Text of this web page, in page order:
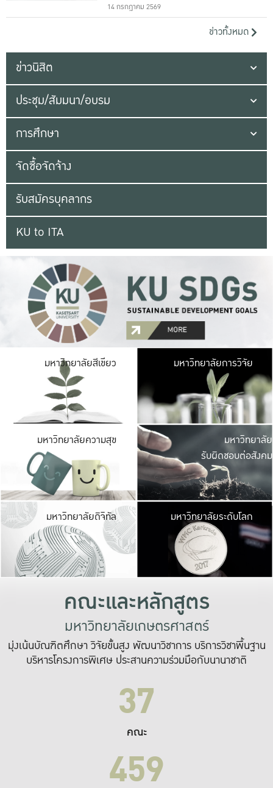
14 กรกฎาคม 2569
ข่าวทั้งหมด
ข่าวนิสิต
ประชุม/สัมมนา/อบรม
การศึกษา
จัดซื้อจัดจ้าง
รับสมัครบุคลากร
KU to ITA
มหาวิทยาลัยสีเขียว มหาวิ
มีพื้นที่เขียวสดใส
เป็นป่าในเมือง เกษต
มหาวิทยาลัยการวิจัย
มหาวิทยาลัยความสุข มหาวิ
ค
เปิดประ
และพบเรื่องราวใ
มหาวิทยาลัย
รับผิดชอบต่อสังคม
มหาวิทยาลัยดิจิทัล มหาวิ
เปลี่ยนแปลง แล
เพื่อทำง
ระบบสารสนเทศ
มหาวิทยาลัยระดับโลก
คณะและหลักสูตร
มหาวิทยาลัยเกษตรศาสตร์
มุ่งเน้นบัณฑิตศึกษา วิจัยขั้นสูง พัฒนาวิชาการ บริการวิชาพื้นฐาน
บริหารโครงการพิเศษ ประสานความร่วมมือกับนานาชาติ
37
คณะ
459